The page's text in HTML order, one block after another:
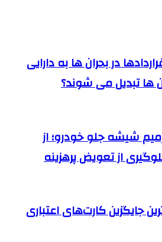
در بحران ها به دارایی
ها تبدیل می شوند؟
شیشه جلو خودرو؛ از
از تعویض پرهزینه
جایگزین کارت‌های اعتباری